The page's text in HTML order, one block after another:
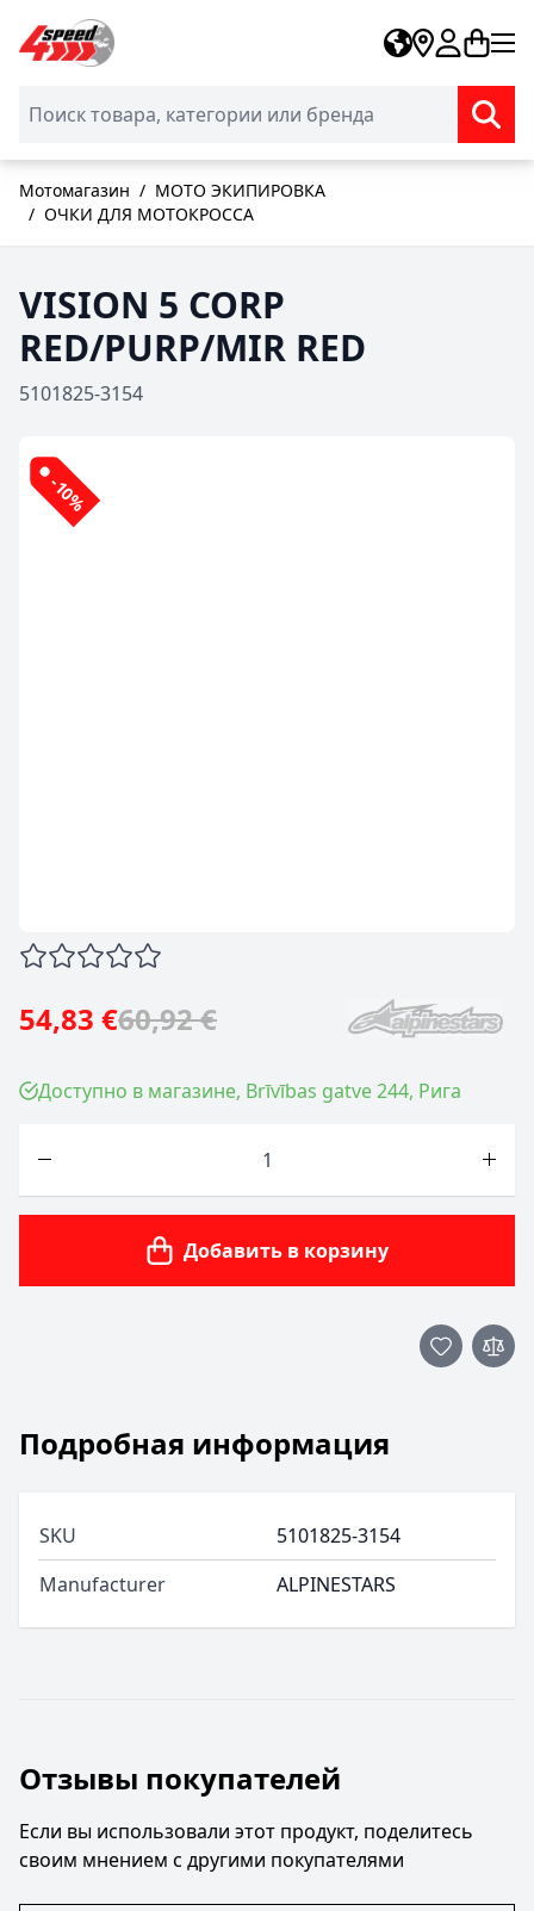
Skip to Content
Мотомагазин / МОТО ЭКИПИРОВКА
/ ОЧКИ ДЛЯ МОТОКРОССА
VISION 5 CORP
RED/PURP/MIR RED
5101825-3154
-10%
54,83 €60,92 €
Доступно в магазине, Brīvības gatve 244, Рига
Добавить в корзину
Подробная информация
SKU
5101825-3154
Manufacturer
ALPINESTARS
Отзывы покупателей
Если вы использовали этот продукт, поделитесь
своим мнением с другими покупателями